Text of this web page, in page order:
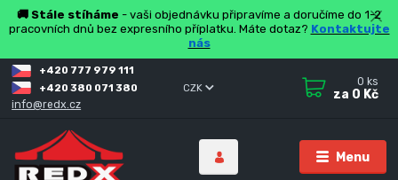
🚚 Stále stíháme - vaši objednávku připravíme a doručíme do 1-2
pracovních dnů bez expresního příplatku. Máte dotaz? Kontaktujte
nás
Menu
CZK
+420 777 979 111
+420 380 071 380
info@redx.cz
0 ks
za 0 Kč